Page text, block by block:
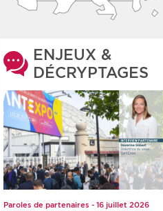
ENJEUX &
DÉCRYPTAGES
Paroles de partenaires - 16 juillet 2026